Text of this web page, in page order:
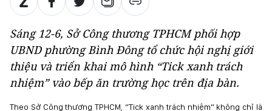
Sáng 12-6, Sở Công thương TPHCM phối hợp
UBND phường Bình Đông tổ chức hội nghị giới
thiệu và triển khai mô hình “Tick xanh trách
nhiệm” vào bếp ăn trường học trên địa bàn.
Theo Sở Công thương TPHCM, “Tick xanh trách nhiệm” không chỉ là